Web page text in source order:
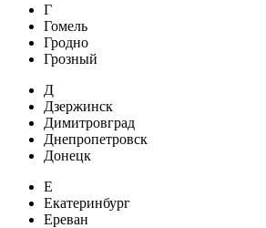
Г
Гомель
Гродно
Грозный
Д
Дзержинск
Димитровград
Днепропетровск
Донецк
Е
Екатеринбург
Ереван